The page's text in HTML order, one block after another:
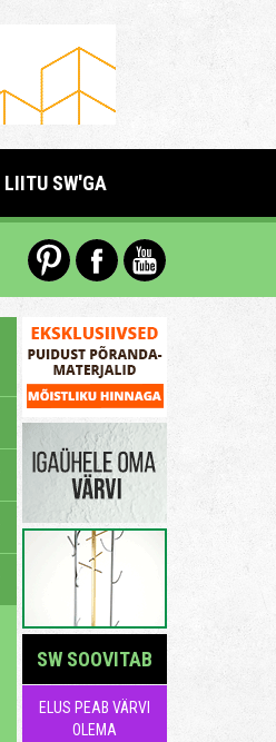
LIITU SW'GA
SW SOOVITAB
ELUS PEAB VÄRVI
OLEMA